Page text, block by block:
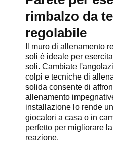
rimbalzo da
regolabile
Il muro di allenamento
soli è ideale per
soli. Cambiate
colpi e tecniche di
solida consente di
allenamento
installazione lo rende
giocatori a casa o in
perfetto per migliorare
reazione.